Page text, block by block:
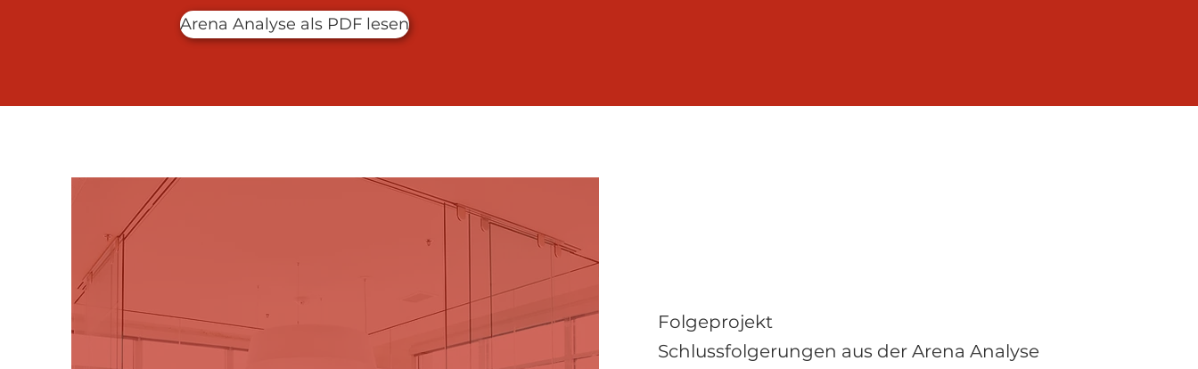
Arena Analyse als PDF lesen
Folgeprojekt
Schlussfolgerungen aus der Arena Analyse